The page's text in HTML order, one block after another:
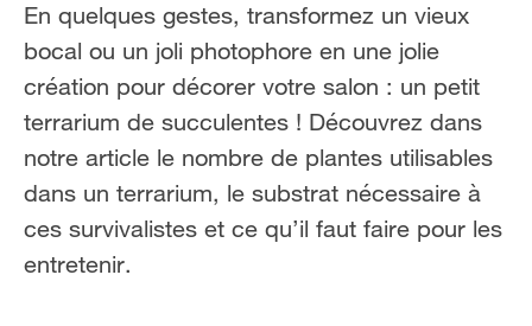
En quelques gestes, transformez un vieux
bocal ou un joli photophore en une jolie
création pour décorer votre salon : un petit
terrarium de succulentes ! Découvrez dans
notre article le nombre de plantes utilisables
dans un terrarium, le substrat nécessaire à
ces survivalistes et ce qu’il faut faire pour les
entretenir.